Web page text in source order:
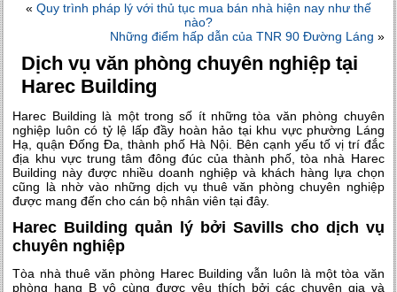
« Quy trình pháp lý với thủ tục mua bán nhà hiện nay như thế
nào?
Những điểm hấp dẫn của TNR 90 Đường Láng »
Dịch vụ văn phòng chuyên nghiệp tại
Harec Building
Harec Building là một trong số ít những tòa văn phòng chuyên
nghiệp luôn có tỷ lệ lấp đầy hoàn hảo tại khu vực phường Láng
Hạ, quận Đống Đa, thành phố Hà Nội. Bên cạnh yếu tố vị trí đắc
địa khu vực trung tâm đông đúc của thành phố, tòa nhà Harec
Building này được nhiều doanh nghiệp và khách hàng lựa chọn
cũng là nhờ vào những dịch vụ thuê văn phòng chuyên nghiệp
được mang đến cho cán bộ nhân viên tại đây.
Harec Building quản lý bởi Savills cho dịch vụ
chuyên nghiệp
Tòa nhà thuê văn phòng Harec Building vẫn luôn là một tòa văn
phòng hạng B vô cùng được yêu thích bởi các chuyên gia và